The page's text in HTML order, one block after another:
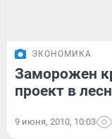
ЭКОНОМИКА
Заморожен
проект в
9 июня, 2010, 10:03